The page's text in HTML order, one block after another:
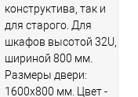
конструктива, так и
для старого. Для
шкафов высотой 32U,
шириной 800 мм.
Размеры двери:
1600х800 мм. Цвет -